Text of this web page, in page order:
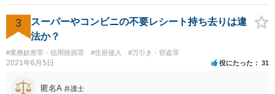
3
スーパーやコンビニの不要レシート持ち去りは違
法か？
#業務妨害罪・信用毀損罪 #住居侵入 #万引き・窃盗罪
2021年6月5日 役にたった 31
匿名A 弁護士